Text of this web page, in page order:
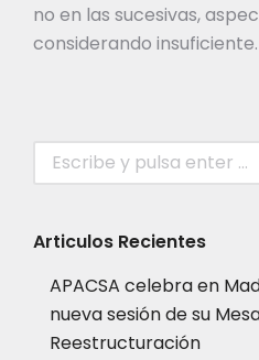
no en las sucesivas,
considerando insuficiente.
Buscar:
Articulos Recientes
APACSA celebra en
nueva sesión de su
Reestructuración